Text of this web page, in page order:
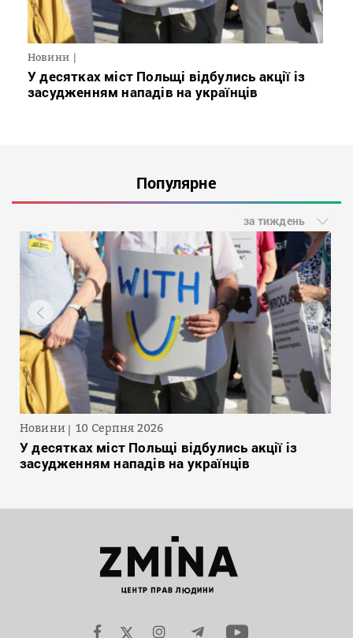
Новини
У десятках міст Польщі відбулись акції із
засудженням нападів на українців
Популярне
за тиждень
Новини 10 Серпня 2026
У десятках міст Польщі відбулись акції із
засудженням нападів на українців